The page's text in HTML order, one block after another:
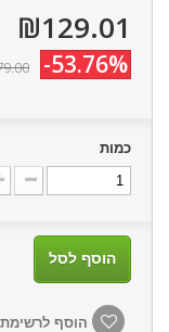
₪129.01
-53.76%
כמות
הוסף לסל
הוסף